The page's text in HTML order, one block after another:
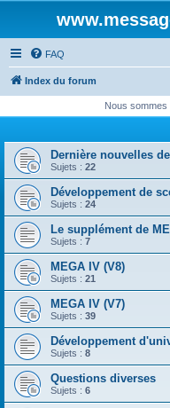
FAQ
Index du forum
Nous sommes
Dernière nouvelles
Sujets : 22
Développement de
Sujets : 24
Le supplément de
Sujets : 7
MEGA IV (V8)
Sujets : 21
MEGA IV (V7)
Sujets : 39
Développement
Sujets : 8
Questions diverses
Sujets : 6